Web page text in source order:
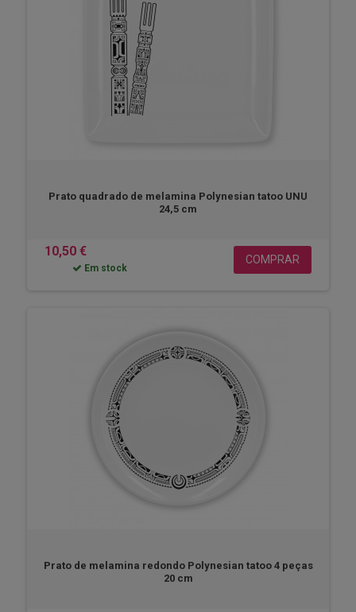
Prato quadrado de melamina Polynesian tatoo UNU
24,5 cm
10,50 €
Em stock
COMPRAR
Prato de melamina redondo Polynesian tatoo 4 peças
20 cm